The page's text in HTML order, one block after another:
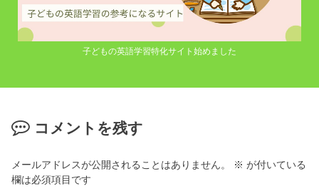
子どもの英語学習特化サイト始めました
コメントを残す
メールアドレスが公開されることはありません。 ※ が付いている
欄は必須項目です